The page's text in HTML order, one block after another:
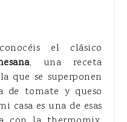
el clásico
, una receta
que se superponen
de tomate y queso
casa es una de esas